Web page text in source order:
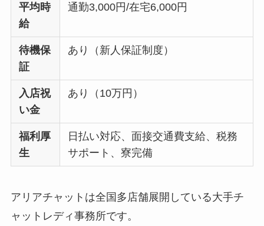
平均時
給
通勤3,000円/在宅6,000円
待機保
証
あり（新人保証制度）
入店祝
い金
あり（10万円）
福利厚
生
日払い対応、面接交通費支給、税務
サポート、寮完備
アリアチャットは全国多店舗展開している大手チ
ャットレディ事務所です。